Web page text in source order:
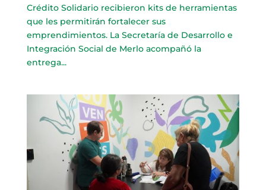
Crédito Solidario recibieron kits de herramientas
que les permitirán fortalecer sus
emprendimientos. La Secretaría de Desarrollo e
Integración Social de Merlo acompañó la
entrega...